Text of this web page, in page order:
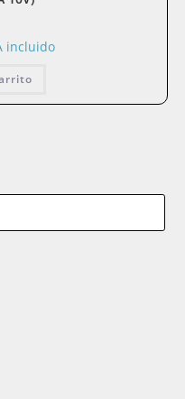
incluido